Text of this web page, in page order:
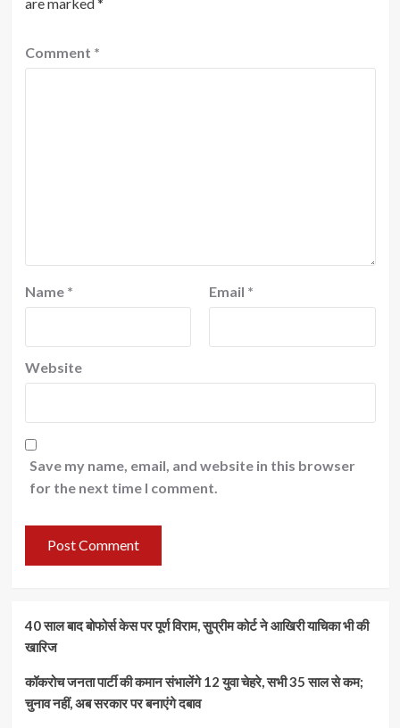
Comment *
Name * Email *
Website
Save my name, email, and website in this browser
for the next time I comment.
40 साल बाद बोफोर्स केस पर पूर्ण विराम, सुप्रीम कोर्ट ने आखिरी याचिका भी की
खारिज
कॉकरोच जनता पार्टी की कमान संभालेंगे 12 युवा चेहरे, सभी 35 साल से कम;
चुनाव नहीं, अब सरकार पर बनाएंगे दबाव